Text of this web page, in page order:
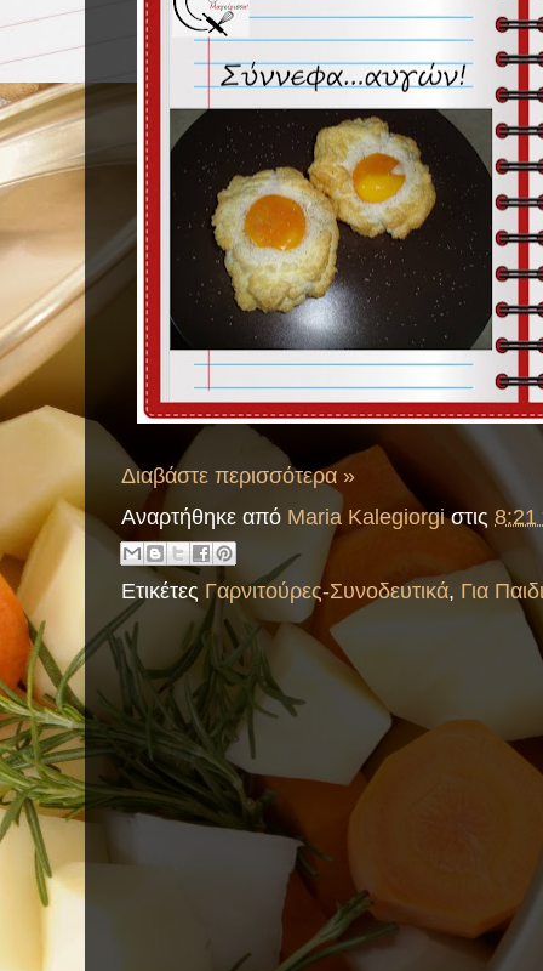
Διαβάστε περισσότερα »
Αναρτήθηκε από Maria Kalegiorgi στις 8:21
Ετικέτες Γαρνιτούρες-Συνοδευτικά, Για